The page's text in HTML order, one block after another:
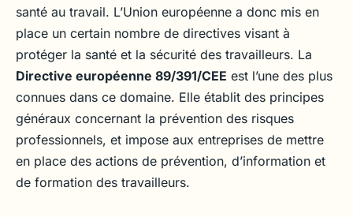
santé au travail. L’Union européenne a donc mis en
place un certain nombre de directives visant à
protéger la santé et la sécurité des travailleurs. La
Directive européenne 89/391/CEE est l’une des plus
connues dans ce domaine. Elle établit des principes
généraux concernant la prévention des risques
professionnels, et impose aux entreprises de mettre
en place des actions de prévention, d’information et
de formation des travailleurs.